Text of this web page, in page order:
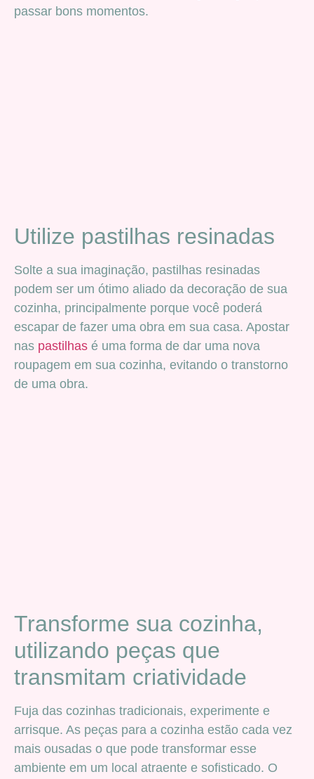
passar bons momentos.
Utilize pastilhas resinadas
Solte a sua imaginação, pastilhas resinadas
podem ser um ótimo aliado da decoração de sua
cozinha, principalmente porque você poderá
escapar de fazer uma obra em sua casa. Apostar
nas pastilhas é uma forma de dar uma nova
roupagem em sua cozinha, evitando o transtorno
de uma obra.
Transforme sua cozinha,
utilizando peças que
transmitam criatividade
Fuja das cozinhas tradicionais, experimente e
arrisque. As peças para a cozinha estão cada vez
mais ousadas o que pode transformar esse
ambiente em um local atraente e sofisticado. O